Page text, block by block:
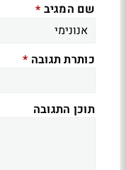
שם המגיב *
כותרת תגובה *
תוכן התגובה